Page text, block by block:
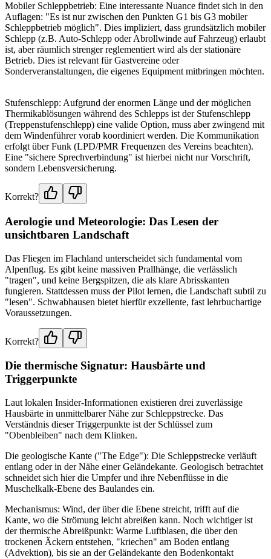
Mobiler Schleppbetrieb: Eine interessante Nuance findet sich in den
Auflagen: "Es ist nur zwischen den Punkten G1 bis G3 mobiler
Schleppbetrieb möglich". Dies impliziert, dass grundsätzlich mobiler
Schlepp (z.B. Auto-Schlepp oder Abrollwinde auf Fahrzeug) erlaubt
ist, aber räumlich strenger reglementiert wird als der stationäre
Betrieb. Dies ist relevant für Gastvereine oder
Sonderveranstaltungen, die eigenes Equipment mitbringen möchten.
Stufenschlepp: Aufgrund der enormen Länge und der möglichen
Thermikablösungen während des Schlepps ist der Stufenschlepp
(Treppenstufenschlepp) eine valide Option, muss aber zwingend mit
dem Windenführer vorab koordiniert werden. Die Kommunikation
erfolgt über Funk (LPD/PMR Frequenzen des Vereins beachten).
Eine "sichere Sprechverbindung" ist hierbei nicht nur Vorschrift,
sondern Lebensversicherung.
Korrekt?
Aerologie und Meteorologie: Das Lesen der
unsichtbaren Landschaft
Das Fliegen im Flachland unterscheidet sich fundamental vom
Alpenflug. Es gibt keine massiven Prallhänge, die verlässlich
"tragen", und keine Bergspitzen, die als klare Abrisskanten
fungieren. Stattdessen muss der Pilot lernen, die Landschaft subtil zu
"lesen". Schwabhausen bietet hierfür exzellente, fast lehrbuchartige
Voraussetzungen.
Korrekt?
Die thermische Signatur: Hausbärte und
Triggerpunkte
Laut lokalen Insider-Informationen existieren drei zuverlässige
Hausbärte in unmittelbarer Nähe zur Schleppstrecke. Das
Verständnis dieser Triggerpunkte ist der Schlüssel zum
"Obenbleiben" nach dem Klinken.
Die geologische Kante ("The Edge"): Die Schleppstrecke verläuft
entlang oder in der Nähe einer Geländekante. Geologisch betrachtet
schneidet sich hier die Umpfer und ihre Nebenflüsse in die
Muschelkalk-Ebene des Baulandes ein.
Mechanismus: Wind, der über die Ebene streicht, trifft auf die
Kante, wo die Strömung leicht abreißen kann. Noch wichtiger ist
der thermische Abreißpunkt: Warme Luftblasen, die über den
trockenen Äckern entstehen, "kriechen" am Boden entlang
(Advektion), bis sie an der Geländekante den Bodenkontakt